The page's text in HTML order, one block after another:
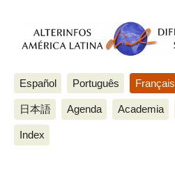
Español Português Français
日本語 Agenda Academia
Index